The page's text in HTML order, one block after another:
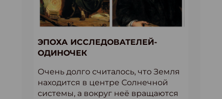
ЭПОХА ИССЛЕДОВАТЕЛЕЙ-
ОДИНОЧЕК
Очень долго считалось, что Земля
находится в центре Солнечной
системы, а вокруг неё вращаются